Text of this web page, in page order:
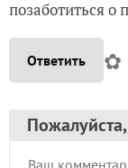
позаботиться
Ответить ✿